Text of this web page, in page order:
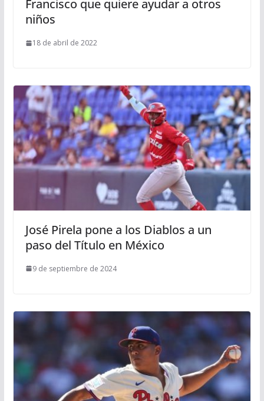
Francisco que quiere ayudar a otros
niños
18 de abril de 2022
José Pirela pone a los Diablos a un
paso del Título en México
9 de septiembre de 2024